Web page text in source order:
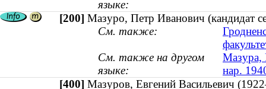
языке:
[200] Мазуро, Петр Иванович (кандидат
См. также:
См. также на другом
языке:
Мазура,
нар.
[400] Мазуров, Евгений Васильевич